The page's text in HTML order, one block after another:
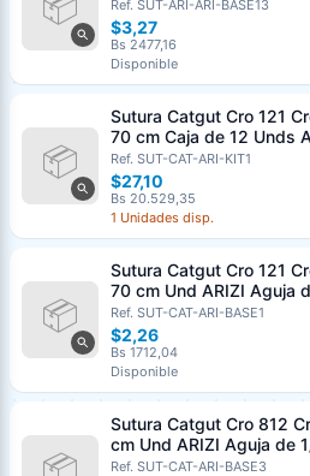
Und ARIZI Absorbible
Ref. SUT-ARI-ARI-BASE13
$3,27
Bs 2477,16
Disponible
Sutura Catgut Cro 121
70 cm Caja de 12 Unds
de 1/2 Circulo Punta
Ref. SUT-CAT-ARI-KIT1
$27,10
Bs 20.529,35
1 Unidades disp.
Sutura Catgut Cro 121
70 cm Und ARIZI Aguja
Circulo Punta Conica 26
Ref. SUT-CAT-ARI-BASE1
$2,26
Bs 1712,04
Disponible
Sutura Catgut Cro 812
cm Und ARIZI Aguja de
Punta Conica 37 mm
Ref. SUT-CAT-ARI-BASE3